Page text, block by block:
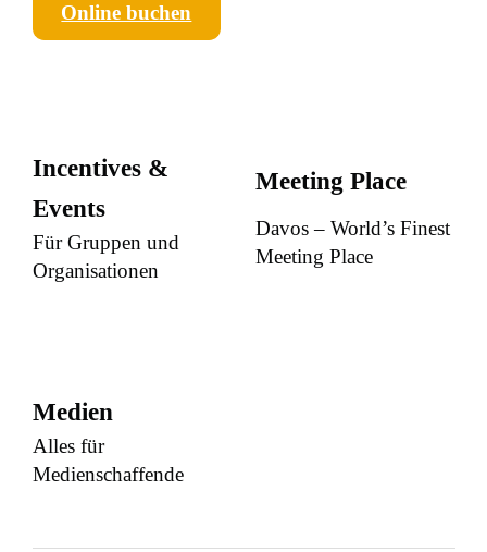
Online buchen
Incentives &
Events
Für Gruppen und
Organisationen
Meeting Place
Davos – World’s Finest
Meeting Place
Medien
Alles für
Medienschaffende